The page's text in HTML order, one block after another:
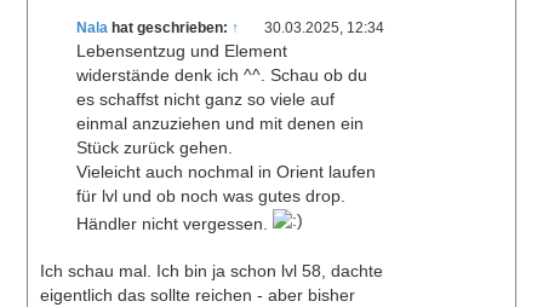
Nala hat geschrieben: ↑ 30.03.2025, 12:34
Lebensentzug und Element
widerstände denk ich ^^. Schau ob du
es schaffst nicht ganz so viele auf
einmal anzuziehen und mit denen ein
Stück zurück gehen.
Vieleicht auch nochmal in Orient laufen
für lvl und ob noch was gutes drop.
Händler nicht vergessen.
Ich schau mal. Ich bin ja schon lvl 58, dachte
eigentlich das sollte reichen - aber bisher